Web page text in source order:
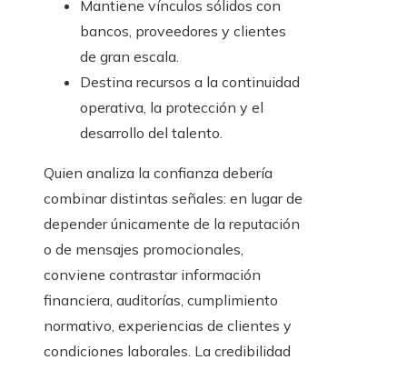
Mantiene vínculos sólidos con
bancos, proveedores y clientes
de gran escala.
Destina recursos a la continuidad
operativa, la protección y el
desarrollo del talento.
Quien analiza la confianza debería
combinar distintas señales: en lugar de
depender únicamente de la reputación
o de mensajes promocionales,
conviene contrastar información
financiera, auditorías, cumplimiento
normativo, experiencias de clientes y
condiciones laborales. La credibilidad